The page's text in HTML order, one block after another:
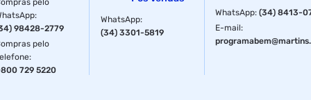
Informações Adicionais do Produto:
Textura leve
Com água purificada
pelo
:
98428-2779
pelo
:
729 5220
WhatsApp:
(34) 3301-5819
WhatsApp:(34) 8413-
E-mail: